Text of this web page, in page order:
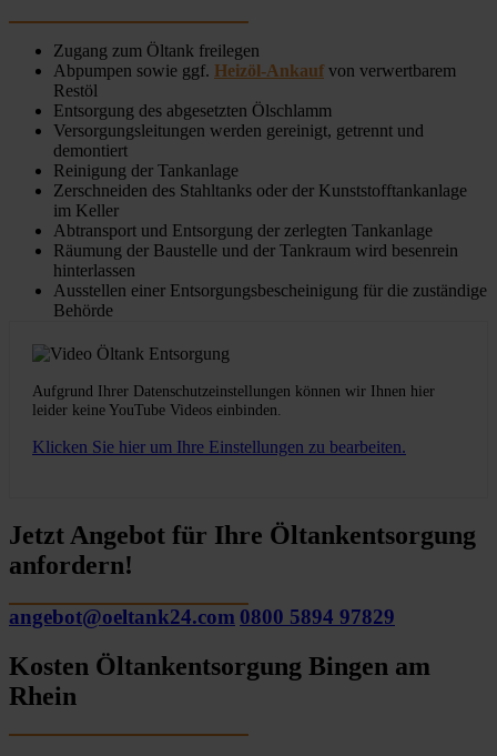
Zugang zum Öltank freilegen
Abpumpen sowie ggf. Heizöl-Ankauf von verwertbarem
Restöl
Entsorgung des abgesetzten Ölschlamm
Versorgungsleitungen werden gereinigt, getrennt und
demontiert
Reinigung der Tankanlage
Zerschneiden des Stahltanks oder der Kunststofftankanlage
im Keller
Abtransport und Entsorgung der zerlegten Tankanlage
Räumung der Baustelle und der Tankraum wird besenrein
hinterlassen
Ausstellen einer Entsorgungsbescheinigung für die zuständige
Behörde
Aufgrund Ihrer Datenschutzeinstellungen können wir Ihnen hier
leider keine YouTube Videos einbinden.
Klicken Sie hier um Ihre Einstellungen zu bearbeiten.
Jetzt Angebot für Ihre Öltankentsorgung
anfordern!
angebot@oeltank24.com 0800 5894 97829
Kosten Öltankentsorgung Bingen am
Rhein